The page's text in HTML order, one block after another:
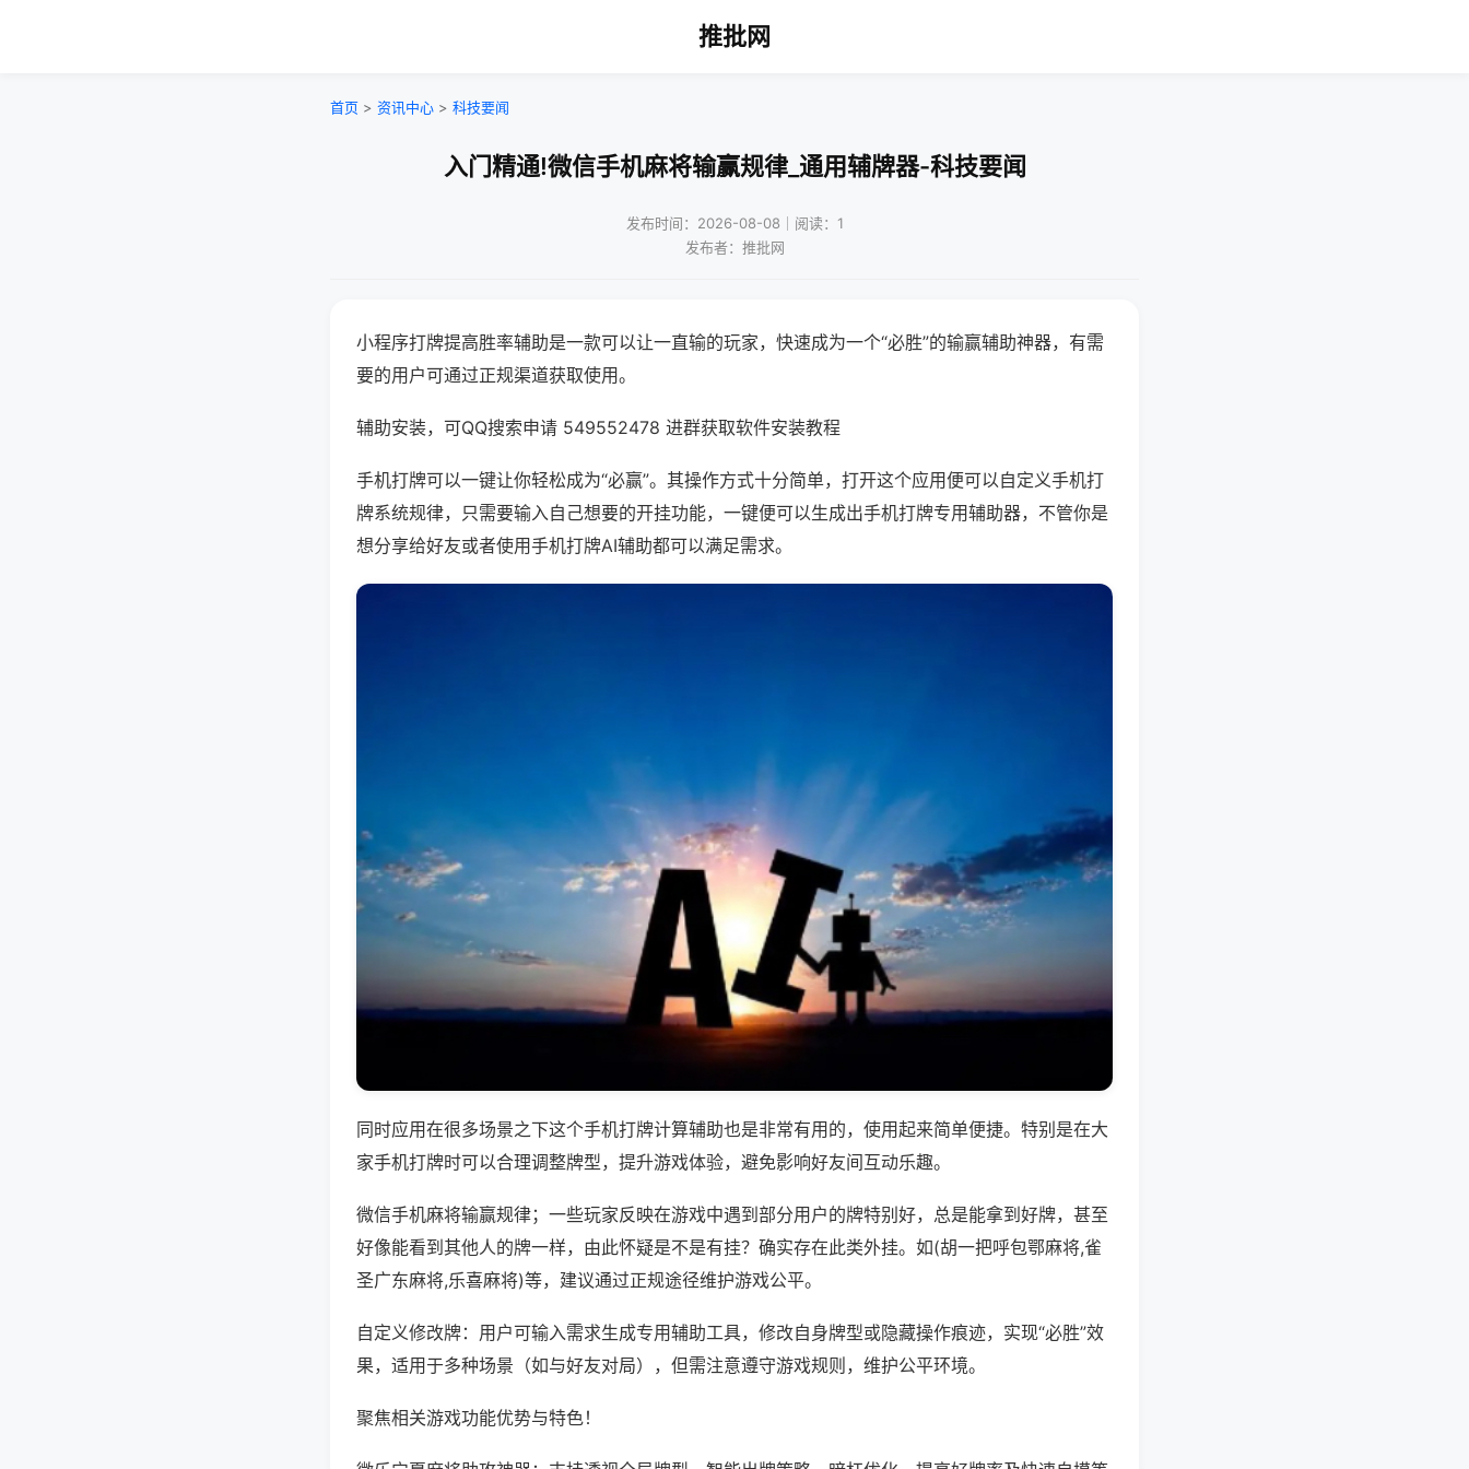
推批网
首页 > 资讯中心 > 科技要闻
入门精通!微信手机麻将输赢规律_通用辅牌器-科技要闻
发布时间：2026-08-08｜阅读：1
发布者：推批网
小程序打牌提高胜率辅助是一款可以让一直输的玩家，快速成为一个“必胜”的输赢辅助神器，有需
要的用户可通过正规渠道获取使用。
辅助安装，可QQ搜索申请 549552478 进群获取软件安装教程
手机打牌可以一键让你轻松成为“必赢”。其操作方式十分简单，打开这个应用便可以自定义手机打
牌系统规律，只需要输入自己想要的开挂功能，一键便可以生成出手机打牌专用辅助器，不管你是
想分享给好友或者使用手机打牌AI辅助都可以满足需求。
同时应用在很多场景之下这个手机打牌计算辅助也是非常有用的，使用起来简单便捷。特别是在大
家手机打牌时可以合理调整牌型，提升游戏体验，避免影响好友间互动乐趣。
微信手机麻将输赢规律；一些玩家反映在游戏中遇到部分用户的牌特别好，总是能拿到好牌，甚至
好像能看到其他人的牌一样，由此怀疑是不是有挂？确实存在此类外挂。如(胡一把呼包鄂麻将,雀
圣广东麻将,乐喜麻将)等，建议通过正规途径维护游戏公平。
自定义修改牌：用户可输入需求生成专用辅助工具，修改自身牌型或隐藏操作痕迹，实现“必胜”效
果，适用于多种场景（如与好友对局），但需注意遵守游戏规则，维护公平环境。
聚焦相关游戏功能优势与特色！